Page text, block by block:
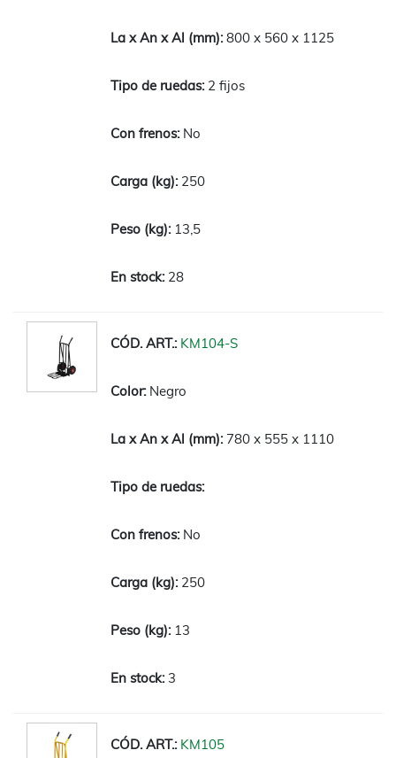
800 x 560 x 1125
2 fijos
No
250
13,5
28
KM104-S
Negro
780 x 555 x 1110
No
250
13
3
KM105